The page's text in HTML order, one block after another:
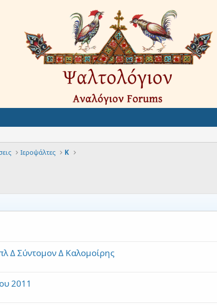
Ιεροψάλτες Κ
Δ Σύντομον Δ Καλομοίρης
2011